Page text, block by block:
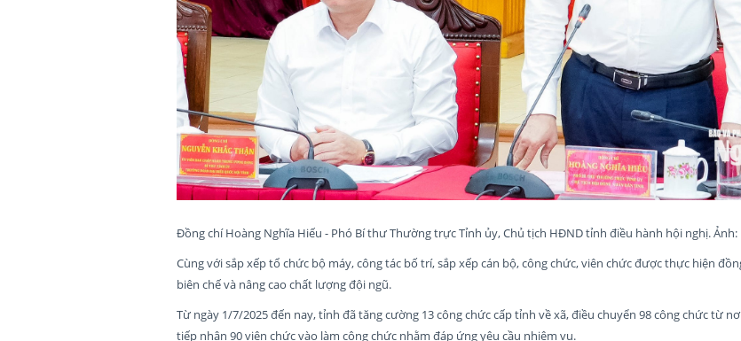
Đồng chí Hoàng Nghĩa Hiếu - Phó Bí thư Thường trực Tỉnh ủy, Chủ tịch HĐND tỉnh điều hành hội nghị. Ảnh:
Cùng với sắp xếp tổ chức bộ máy, công tác bố trí, sắp xếp cán bộ, công chức, viên chức được thực hiện
biên chế và nâng cao chất lượng đội ngũ.
Từ ngày 1/7/2025 đến nay, tỉnh đã tăng cường 13 công chức cấp tỉnh về xã, điều chuyển 98 công chức từ
tiếp nhận 90 viên chức vào làm công chức nhằm đáp ứng yêu cầu nhiệm vụ.